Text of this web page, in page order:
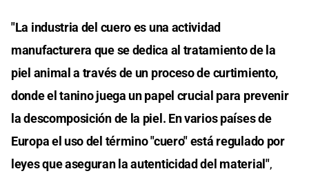
"La industria del cuero es una actividad
manufacturera que se dedica al tratamiento de la
piel animal a través de un proceso de curtimiento,
donde el tanino juega un papel crucial para prevenir
la descomposición de la piel. En varios países de
Europa el uso del término "cuero" está regulado por
leyes que aseguran la autenticidad del material",